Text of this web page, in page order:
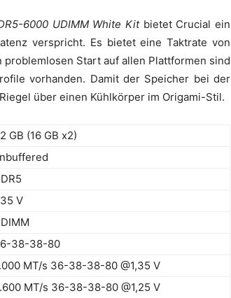
6000 UDIMM White Kitbietet Crucial ein
verspricht. Es bietet eine Taktrate von
Start auf allen Plattformen sind
vorhanden. Damit der Speicher bei der
über einen Kühlkörper im Origami-Stil.
GB (16 GB x2)
V
38-38-80
MT/s 36-38-38-80 @1,35 V
MT/s 36-38-38-80 @1,25 V